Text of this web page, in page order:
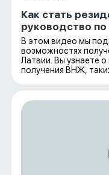
Как стать
руководство
В этом видео мы
возможностях
Латвии. Вы узнаете
получения ВНЖ,